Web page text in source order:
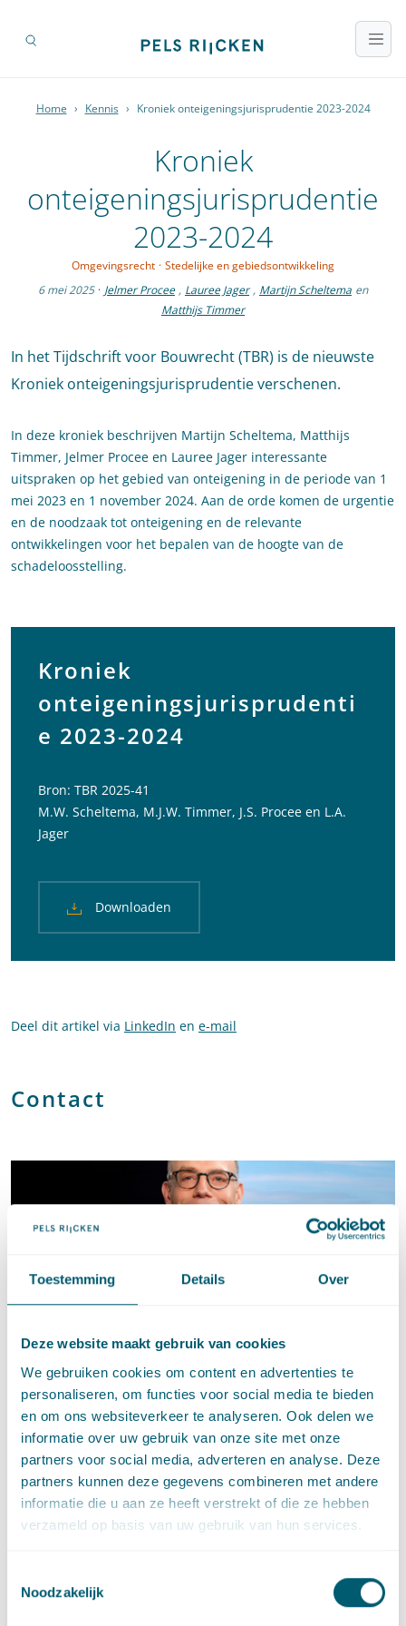
Toestemming Details Over
Deze website maakt gebruik van cookies
We gebruiken cookies om content en advertenties te
personaliseren, om functies voor social media te bieden
en om ons websiteverkeer te analyseren. Ook delen we
informatie over uw gebruik van onze site met onze
partners voor social media, adverteren en analyse. Deze
partners kunnen deze gegevens combineren met andere
informatie die u aan ze heeft verstrekt of die ze hebben
verzameld op basis van uw gebruik van hun services.
Noodzakelijk
Home › Kennis › Kroniek onteigeningsjurisprudentie 2023-2024
Kroniek
onteigeningsjurisprudentie
2023-2024
Omgevingsrecht · Stedelijke en gebiedsontwikkeling
6 mei 2025 · Jelmer Procee , Lauree Jager , Martijn Scheltema en
Matthijs Timmer
In het Tijdschrift voor Bouwrecht (TBR) is de nieuwste
Kroniek onteigeningsjurisprudentie verschenen.
In deze kroniek beschrijven Martijn Scheltema, Matthijs
Timmer, Jelmer Procee en Lauree Jager interessante
uitspraken op het gebied van onteigening in de periode van 1
mei 2023 en 1 november 2024. Aan de orde komen de urgentie
en de noodzaak tot onteigening en de relevante
ontwikkelingen voor het bepalen van de hoogte van de
schadeloosstelling.
Kroniek
onteigeningsjurisprudenti
e 2023-2024
Bron: TBR 2025-41
M.W. Scheltema, M.J.W. Timmer, J.S. Procee en L.A.
Jager
Downloaden
Deel dit artikel via LinkedIn en e-mail
Contact
Advocaat • partner
Stuur een e-mail naar Martijn Scheltema
martijn.scheltema@pelsrijcken.nl
Bel naar Martijn Scheltema
+31 70 515 3908
LinkedIn profiel van Martijn Scheltema